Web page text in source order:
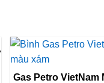
Gas Petro VietNam